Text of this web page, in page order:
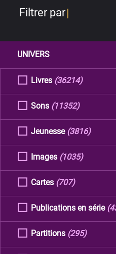
Filtrer par
UNIVERS
Livres (36214)
Sons (11352)
Jeunesse (3816)
Images (1035)
Cartes (707)
Publications en série
Partitions (295)